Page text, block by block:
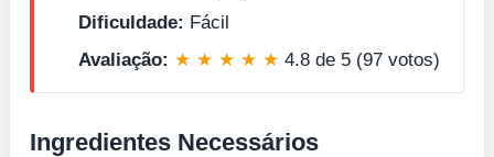
Dificuldade: Fácil
Avaliação: ★ ★ ★ ★ ★ 4.8 de 5 (97 votos)
Ingredientes Necessários